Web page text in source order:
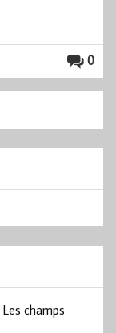
0
Les champs